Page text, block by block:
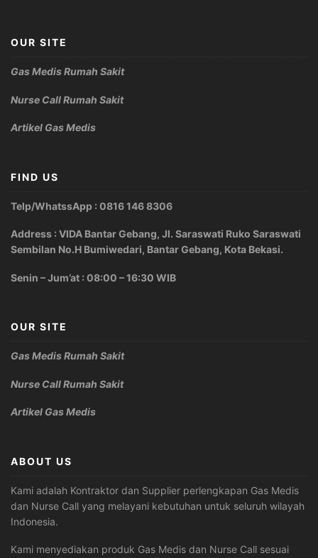
OUR SITE
Gas Medis Rumah Sakit
Nurse Call Rumah Sakit
Artikel Gas Medis
FIND US
Telp/WhatssApp : 0816 146 8306
Address : VIDA Bantar Gebang, Jl. Saraswati Ruko Saraswati
Sembilan No.H Bumiwedari, Bantar Gebang, Kota Bekasi.
Senin – Jum’at : 08:00 – 16:30 WIB
OUR SITE
Gas Medis Rumah Sakit
Nurse Call Rumah Sakit
Artikel Gas Medis
ABOUT US
Kami adalah Kontraktor dan Supplier perlengkapan Gas Medis
dan Nurse Call yang melayani kebutuhan untuk seluruh wilayah
Indonesia.
Kami menyediakan produk Gas Medis dan Nurse Call sesuai